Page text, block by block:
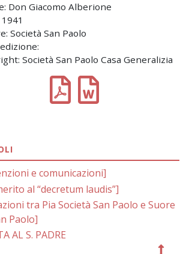
Don Giacomo Alberione
Società San Paolo
Società San Paolo Casa Generalizia
e comunicazioni]
al “decretum laudis”]
tra Pia Società San Paolo e Suore
Paolo]
AL S. PADRE